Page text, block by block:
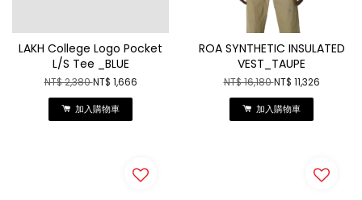
LAKH College Logo Pocket
L/S Tee _BLUE
NT$ 2,380NT$ 1,666
加入購物車
ROA SYNTHETIC INSULATED
VEST_TAUPE
NT$ 16,180NT$ 11,326
加入購物車